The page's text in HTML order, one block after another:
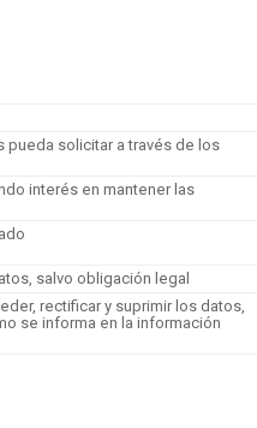
pueda solicitar a través de los
interés en mantener las
salvo obligación legal
rectificar y suprimir los datos,
se informa en la información